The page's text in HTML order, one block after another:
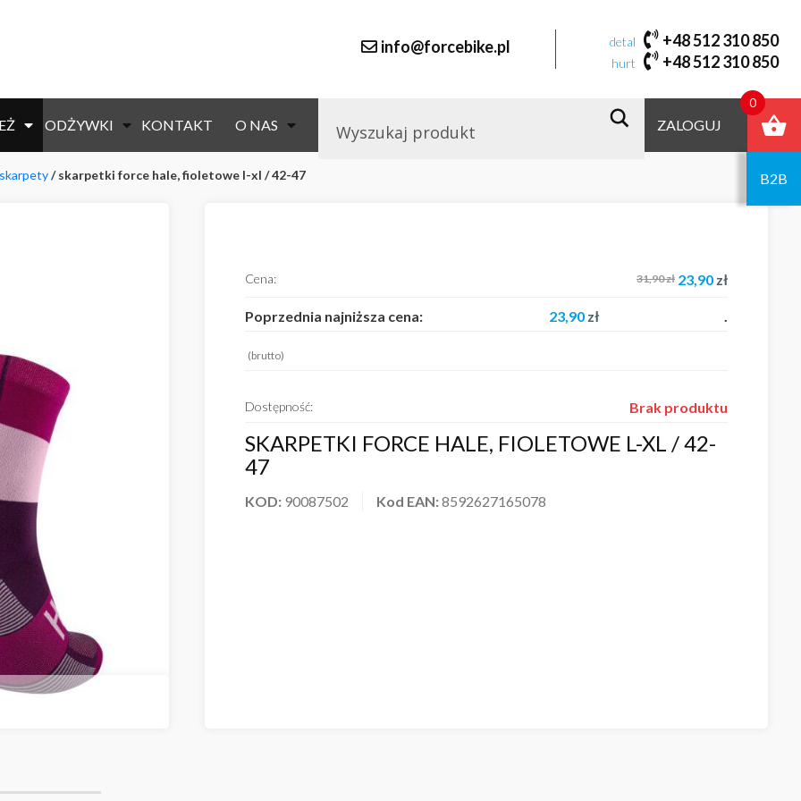
info@forcebike.pl detal +48 512 310 850
hurt +48 512 310 850
ODŻYWKI KONTAKT O NAS ZALOGUJ
B2B
skarpety/ skarpetki force hale, fioletowe l-xl / 42-47
SKARPETKI FORCE HALE, FIOLETOWE L-XL / 42-
47
KOD: 90087502 Kod EAN:8592627165078
Cena: 31,90zł 23,90 zł
Poprzednia najniższa cena: 23,90 zł .
(brutto)
Dostępność: Brak produktu
0